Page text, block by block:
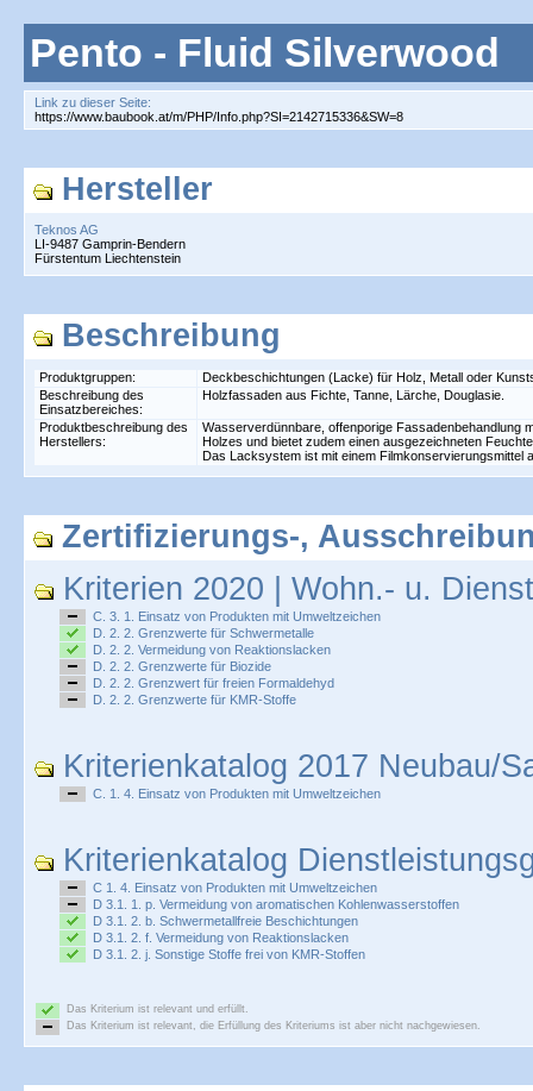
Pento - Fluid Silverwood
Link zu dieser Seite:
Hersteller
Teknos AG
LI-9487 Gamprin-Bendern
Fürstentum Liechtenstein
Beschreibung
Produktgruppen:
Deckbeschichtungen (Lacke) für Holz, Metall oder
Beschreibung des
Einsatzbereiches:
Holzfassaden aus Fichte, Tanne, Lärche, Douglasie.
Produktbeschreibung des
Herstellers:
Wasserverdünnbare, offenporige Fassadenbehandlung
Holzes und bietet zudem einen ausgezeichneten
Das Lacksystem ist mit einem Filmkonservierungsmittel
Zertifizierungs-,
Kriterien 2020 | Wohn.- u.
C. 3. 1. Einsatz von Produkten mit Umweltzeichen
D. 2. 2. Grenzwerte für Schwermetalle
D. 2. 2. Vermeidung von Reaktionslacken
D. 2. 2. Grenzwerte für Biozide
D. 2. 2. Grenzwert für freien Formaldehyd
D. 2. 2. Grenzwerte für KMR-Stoffe
Kriterienkatalog 2017 Neubau/
C. 1. 4. Einsatz von Produkten mit Umweltzeichen
Kriterienkatalog
C 1. 4. Einsatz von Produkten mit Umweltzeichen
D 3.1. 1. p. Vermeidung von aromatischen Kohlenwasserstoffen
D 3.1. 2. b. Schwermetallfreie Beschichtungen
D 3.1. 2. f. Vermeidung von Reaktionslacken
D 3.1. 2. j. Sonstige Stoffe frei von KMR-Stoffen
Das Kriterium ist relevant und erfüllt.
Das Kriterium ist relevant, die Erfüllung des Kriteriums ist aber nicht nachgewiesen.